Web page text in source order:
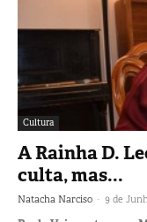
Cultura
A Rainha D.
culta, mas...
Natacha Narciso - 9 de